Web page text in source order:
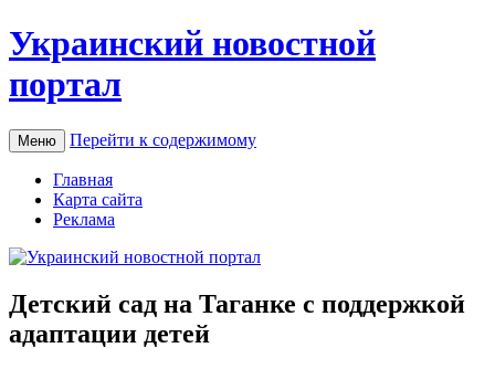
Украинский новостной
портал
Меню Перейти к содержимому
Главная
Карта сайта
Реклама
Детский сад на Таганке с поддержкой
адаптации детей